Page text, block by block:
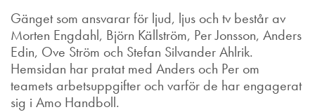
Gänget som ansvarar för ljud, ljus och tv består av
Morten Engdahl, Björn Källström, Per Jonsson, Anders
Edin, Ove Ström och Stefan Silvander Ahlrik.
Hemsidan har pratat med Anders och Per om
teamets arbetsuppgifter och varför de har engagerat
sig i Amo Handboll.